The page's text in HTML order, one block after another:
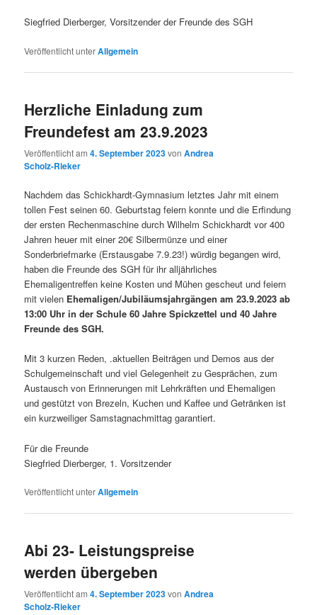
Siegfried Dierberger, Vorsitzender der Freunde des SGH
Veröffentlicht unterAllgemein
Herzliche Einladung zum
Freundefest am 23.9.2023
Veröffentlicht am4. September 2023vonAndrea
Scholz-Rieker
Nachdem das Schickhardt-Gymnasium letztes Jahr mit einem
tollen Fest seinen 60. Geburtstag feiern konnte und die Erfindung
der ersten Rechenmaschine durch Wilhelm Schickhardt vor 400
Jahren heuer mit einer 20€ Silbermünze und einer
Sonderbriefmarke (Erstausgabe 7.9.23!) würdig begangen wird,
haben die Freunde des SGH für ihr alljährliches
Ehemaligentreffen keine Kosten und Mühen gescheut und feiern
mit vielen Ehemaligen/Jubiläumsjahrgängen am 23.9.2023 ab
13:00 Uhr in der Schule 60 Jahre Spickzettel und 40 Jahre
Freunde des SGH.
Mit 3 kurzen Reden, .aktuellen Beiträgen und Demos aus der
Schulgemeinschaft und viel Gelegenheit zu Gesprächen, zum
Austausch von Erinnerungen mit Lehrkräften und Ehemaligen
und gestützt von Brezeln, Kuchen und Kaffee und Getränken ist
ein kurzweiliger Samstagnachmittag garantiert.
Für die Freunde
Siegfried Dierberger, 1. Vorsitzender
Veröffentlicht unterAllgemein
Abi 23- Leistungspreise
werden übergeben
Veröffentlicht am4. September 2023vonAndrea
Scholz-Rieker